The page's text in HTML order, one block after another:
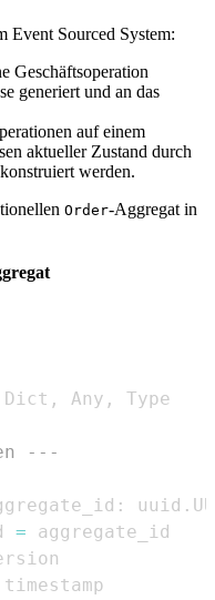
Event Sourced System:
Geschäftsoperation
generiert und an das
auf einem
aktueller Zustand durch
werden.
Order-Aggregat in
Dict , Any ,
---
: uuid .
=